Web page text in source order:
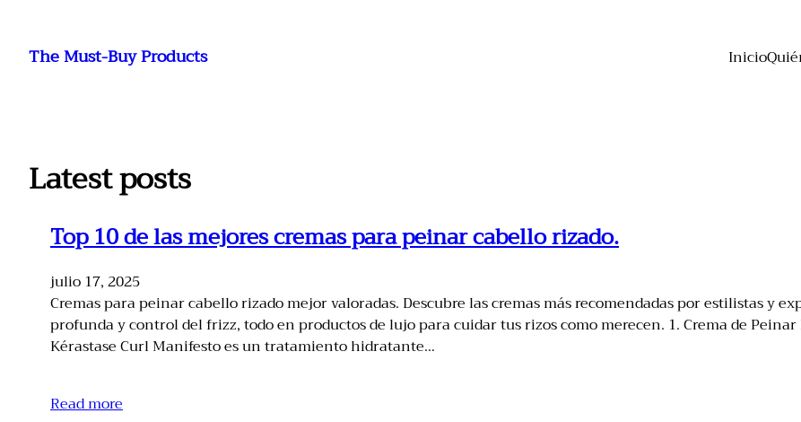
contenido
The Must-Buy Products Inicio
Latest posts
Top 10 de las mejores cremas para peinar cabello rizado.
julio 17, 2025
Cremas para peinar cabello rizado mejor valoradas. Descubre las cremas más recomendadas por estilistas y
profunda y control del frizz, todo en productos de lujo para cuidar tus rizos como merecen. 1. Crema de
Kérastase Curl Manifesto es un tratamiento hidratante…
Read more